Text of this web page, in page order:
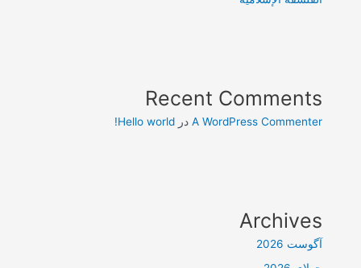
Recent Comments
A WordPress Commenter درHello world!
Archives
آگوست 2026